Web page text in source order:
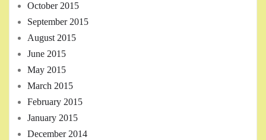
October 2015
September 2015
August 2015
June 2015
May 2015
March 2015
February 2015
January 2015
December 2014